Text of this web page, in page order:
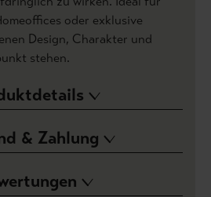
oder exklusive
Design, Charakter und
stehen.
& Zahlung